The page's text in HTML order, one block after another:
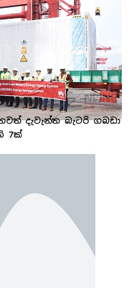
දැවැන්ත බැටරි ගබඩා
7ක්